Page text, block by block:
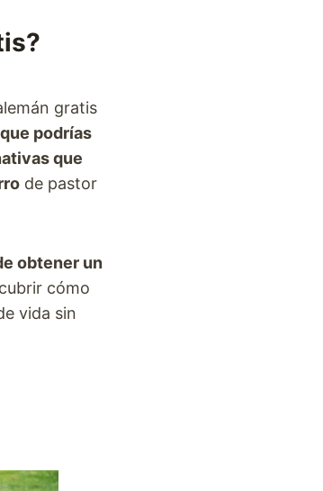
gratis
podrías
que
de pastor
obtener un
cómo
vida sin